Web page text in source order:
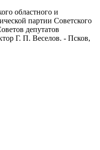
областного и
партии Советского
депутатов
Г. П. Веселов. - Псков,